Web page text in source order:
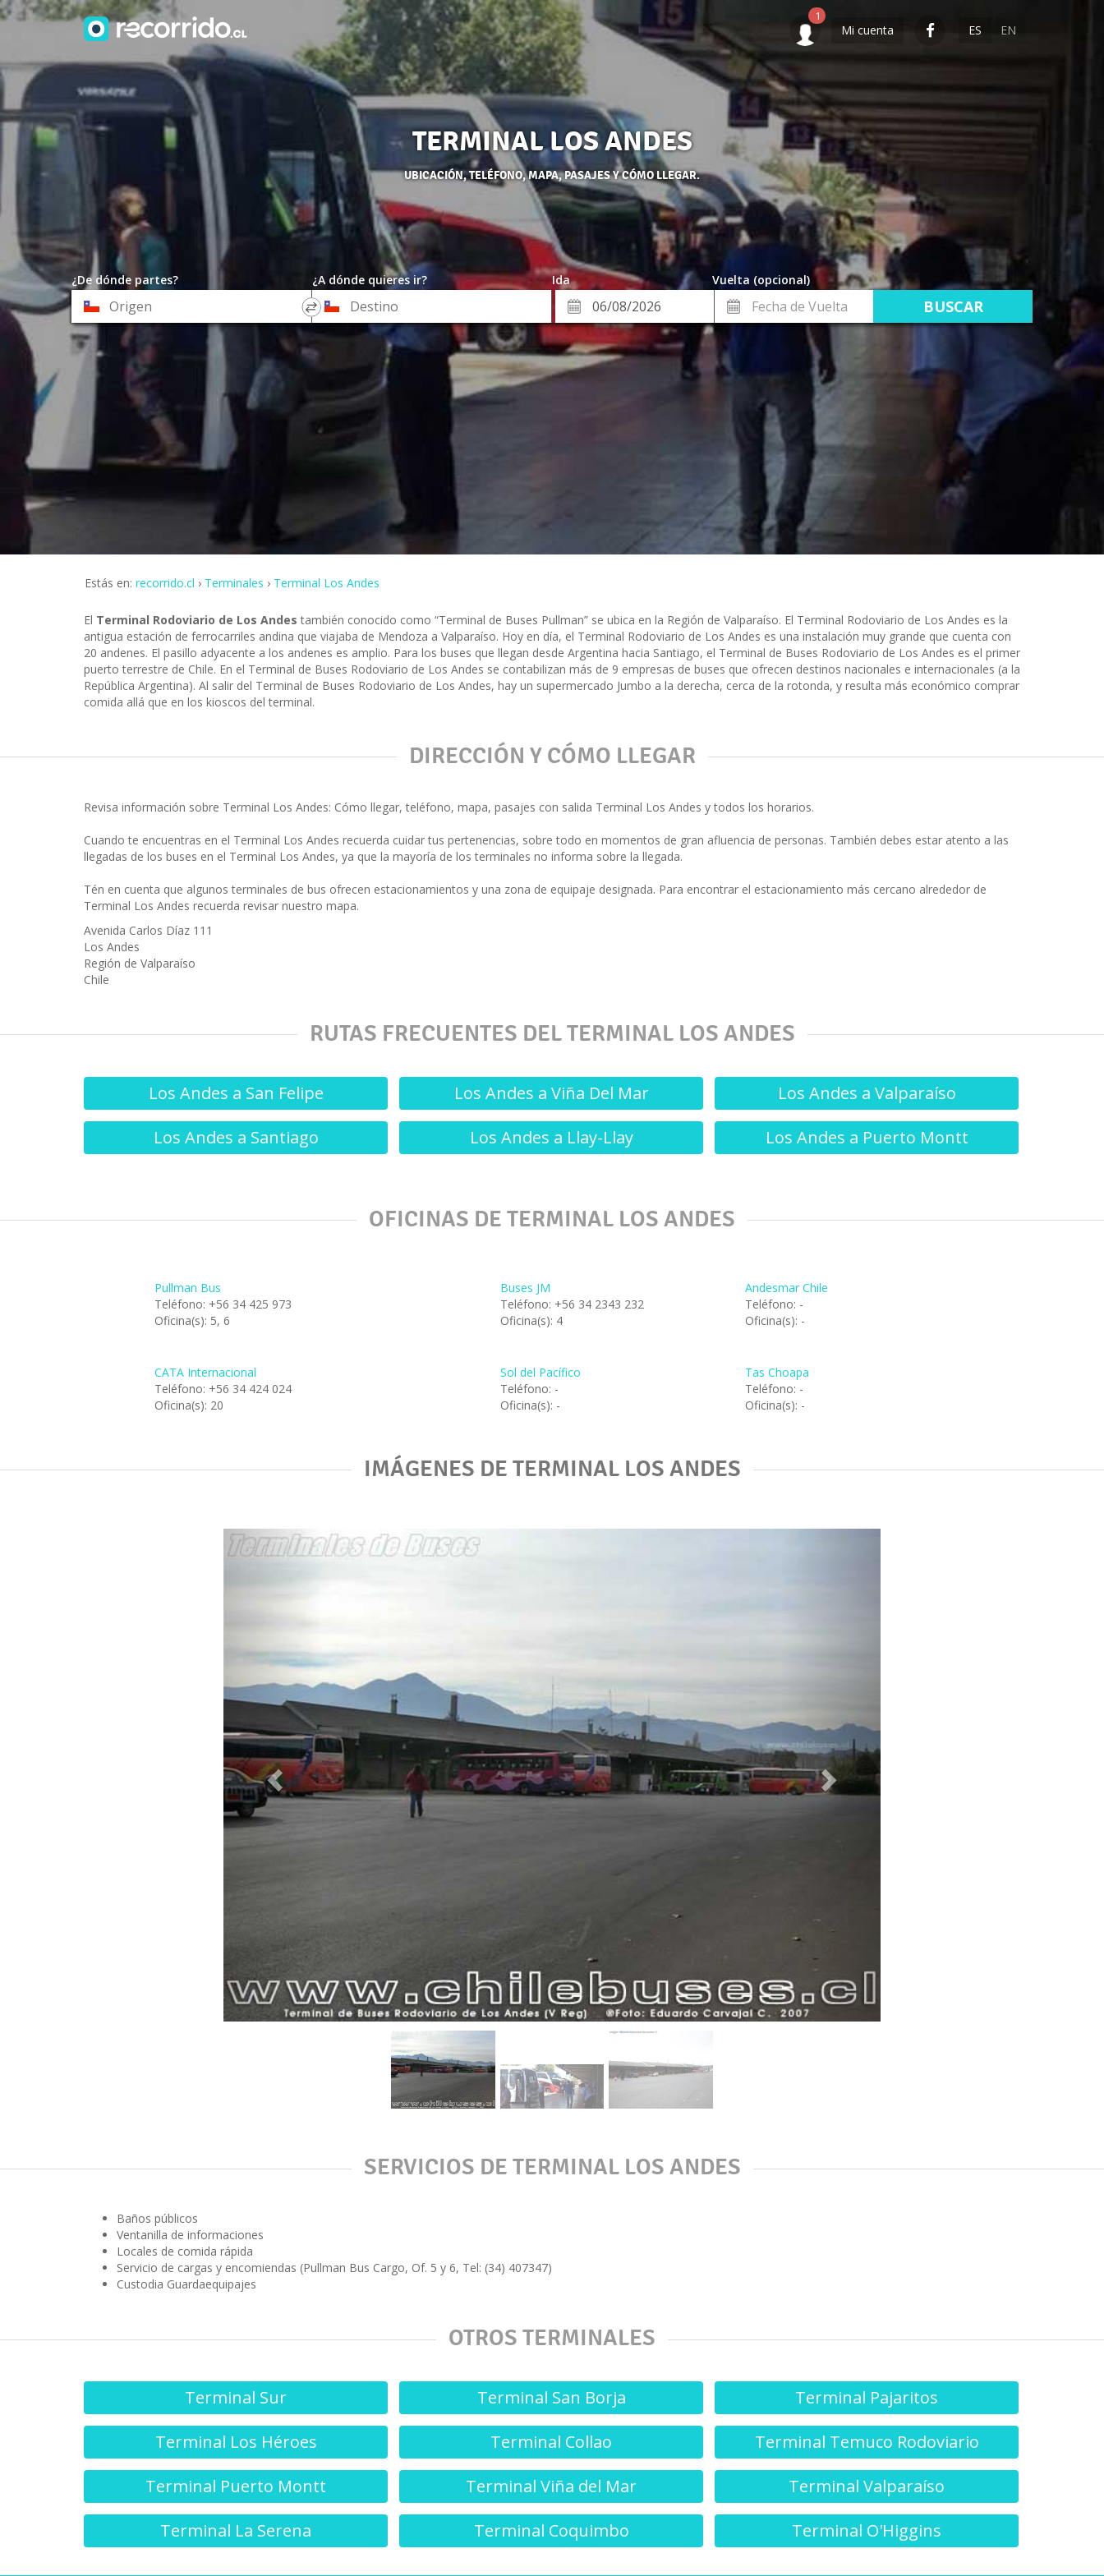
Mi cuenta ES EN
TERMINAL LOS ANDES
UBICACIÓN, TELÉFONO, MAPA, PASAJES Y CÓMO LLEGAR.
¿De dónde partes? ¿A dónde quieres ir? Ida
Vuelta (opcional)
Origen
*
Destino
Fecha
de
Ida
Fecha
de
Vuelta
Estás en: recorrido.cl Terminales Terminal Los Andes
El Terminal Rodoviario de Los Andes también conocido como “Terminal de Buses Pullman” se ubica en la Región de Valparaíso. El Terminal Rodoviario de Los Andes es la
antigua estación de ferrocarriles andina que viajaba de Mendoza a Valparaíso. Hoy en día, el Terminal Rodoviario de Los Andes es una instalación muy grande que cuenta con
20 andenes. El pasillo adyacente a los andenes es amplio. Para los buses que llegan desde Argentina hacia Santiago, el Terminal de Buses Rodoviario de Los Andes es el primer
puerto terrestre de Chile. En el Terminal de Buses Rodoviario de Los Andes se contabilizan más de 9 empresas de buses que ofrecen destinos nacionales e internacionales (a la
República Argentina). Al salir del Terminal de Buses Rodoviario de Los Andes, hay un supermercado Jumbo a la derecha, cerca de la rotonda, y resulta más económico comprar
comida allá que en los kioscos del terminal.
DIRECCIÓN Y CÓMO LLEGAR
Revisa información sobre Terminal Los Andes: Cómo llegar, teléfono, mapa, pasajes con salida Terminal Los Andes y todos los horarios.
Cuando te encuentras en el Terminal Los Andes recuerda cuidar tus pertenencias, sobre todo en momentos de gran afluencia de personas. También debes estar atento a las
llegadas de los buses en el Terminal Los Andes, ya que la mayoría de los terminales no informa sobre la llegada.
Tén en cuenta que algunos terminales de bus ofrecen estacionamientos y una zona de equipaje designada. Para encontrar el estacionamiento más cercano alrededor de
Terminal Los Andes recuerda revisar nuestro mapa.
Avenida Carlos Díaz 111
Los Andes
Región de Valparaíso
Chile
RUTAS FRECUENTES DEL TERMINAL LOS ANDES
Los Andes a San Felipe Los Andes a Viña Del Mar
Los Andes a Valparaíso
Los Andes a Santiago
Los Andes a Llay-Llay Los Andes a Puerto Montt
OFICINAS DE TERMINAL LOS ANDES
Pullman Bus
Teléfono: +56 34 425 973
Oficina(s): 5, 6
Buses JM
Teléfono: +56 34 2343 232
Oficina(s): 4
Andesmar Chile
Teléfono: -
Oficina(s): -
CATA Internacional
Teléfono: +56 34 424 024
Oficina(s): 20
Sol del Pacífico
Teléfono: -
Oficina(s): -
Tas Choapa
Teléfono: -
Oficina(s): -
IMÁGENES DE TERMINAL LOS ANDES
SERVICIOS DE TERMINAL LOS ANDES
Ventanilla de informaciones
Servicio de cargas y encomiendas (Pullman Bus Cargo, Of. 5 y 6, Tel: (34) 407347)
Terminal Los Héroes
Terminal Puerto Montt
Terminal Viña del Mar
Recorrido Latin America SpA © 2026
Hecho con en Chile